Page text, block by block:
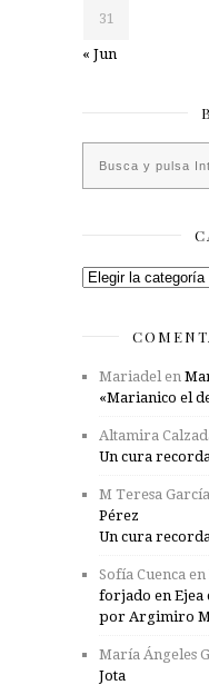
31
« Jun
Categorías
Mariadel en
«Marianico el
Altamira
Un cura
M Teresa
Pérez
Un cura
Sofía Cuenca en
forjado en Ejea
por Argimiro
María Ángeles
Jota